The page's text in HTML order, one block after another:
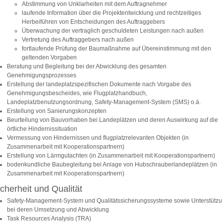
Abstimmung von Unklarheiten mit dem Auftragnehmer
laufende Information über die Projektentwicklung und rechtzeitiges
Herbeiführen von Entscheidungen des Auftraggebers
Überwachung der vertraglich geschuldeten Leistungen nach außen
Vertretung des Auftraggebers nach außen
fortlaufende Prüfung der Baumaßnahme auf Übereinstimmung mit den
geltenden Vorgaben
Beratung und Begleitung bei der Abwicklung des gesamten
Genehmigungsprozesses
Erstellung der landeplatzspezifischen Dokumente nach Vorgabe des
Genehmigungsbescheides, wie Flugplatzhandbuch,
Landeplatzbenutzungsordnung, Safety-Management-System (SMS) o.ä.
Erstellung von Sanierungskonzepten
Beurteilung von Bauvorhaben bei Landeplätzen und deren Auswirkung auf die
örtliche Hindernissituation
Vermessung von Hindernissen und flugplatzrelevanten Objekten (in
Zusammenarbeit mit Kooperationspartnern)
Erstellung von Lärmgutachten (in Zusammenarbeit mit Kooperationspartnern)
bodenkundliche Baubegleitung bei Anlage von Hubschrauberlandeplätzen (in
Zusammenarbeit mit Kooperationspartnern)
und Qualität
Safety-Management-System und Qualitätssicherungssysteme sowie
bei deren Umsetzung und Abwicklung
Task Resources Analysis (TRA)